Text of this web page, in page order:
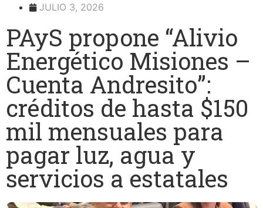
JULIO 3, 2026
PAyS propone “Alivio
Energético Misiones –
Cuenta Andresito”:
créditos de hasta $150
mil mensuales para
pagar luz, agua y
servicios a estatales